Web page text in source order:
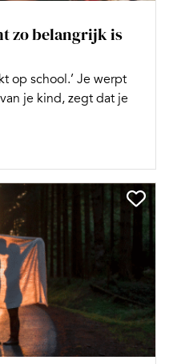
zo belangrijk is
op school.’ Je werpt
je kind, zegt dat je